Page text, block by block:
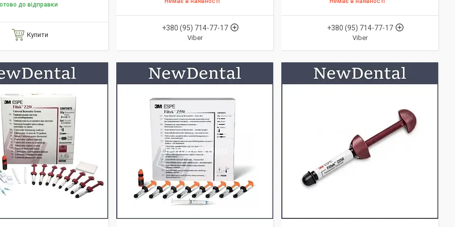
до відправки
Купити
+380 (95) 714-77-17
Viber
+380 (95) 714-77-17
Viber